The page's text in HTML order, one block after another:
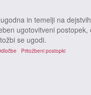
in temelji na
ugotovitveni
se ugodi.
Pritožbeni postopki